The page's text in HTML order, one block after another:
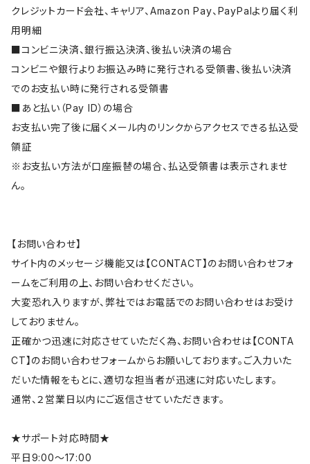
クレジットカード会社、キャリア、Amazon Pay、PayPalより届く利
用明細
■コンビニ決済、銀行振込決済、後払い決済の場合
コンビニや銀行よりお振込み時に発行される受領書、後払い決済
でのお支払い時に発行される受領書
■あと払い（Pay ID）の場合
お支払い完了後に届くメール内のリンクからアクセスできる払込受
領証
※お支払い方法が口座振替の場合、払込受領書は表示されませ
ん。
【お問い合わせ】
サイト内のメッセージ機能又は【CONTACT】のお問い合わせフォ
ームをご利用の上、お問い合わせください。
大変恐れ入りますが、弊社ではお電話でのお問い合わせはお受け
しておりません。
正確かつ迅速に対応させていただく為、お問い合わせは【CONTA
CT】のお問い合わせフォームからお願いしております。ご入力いた
だいた情報をもとに、適切な担当者が迅速に対応いたします。
通常、２営業日以内にご返信させていただきます。
★サポート対応時間★
平日9:00～17:00